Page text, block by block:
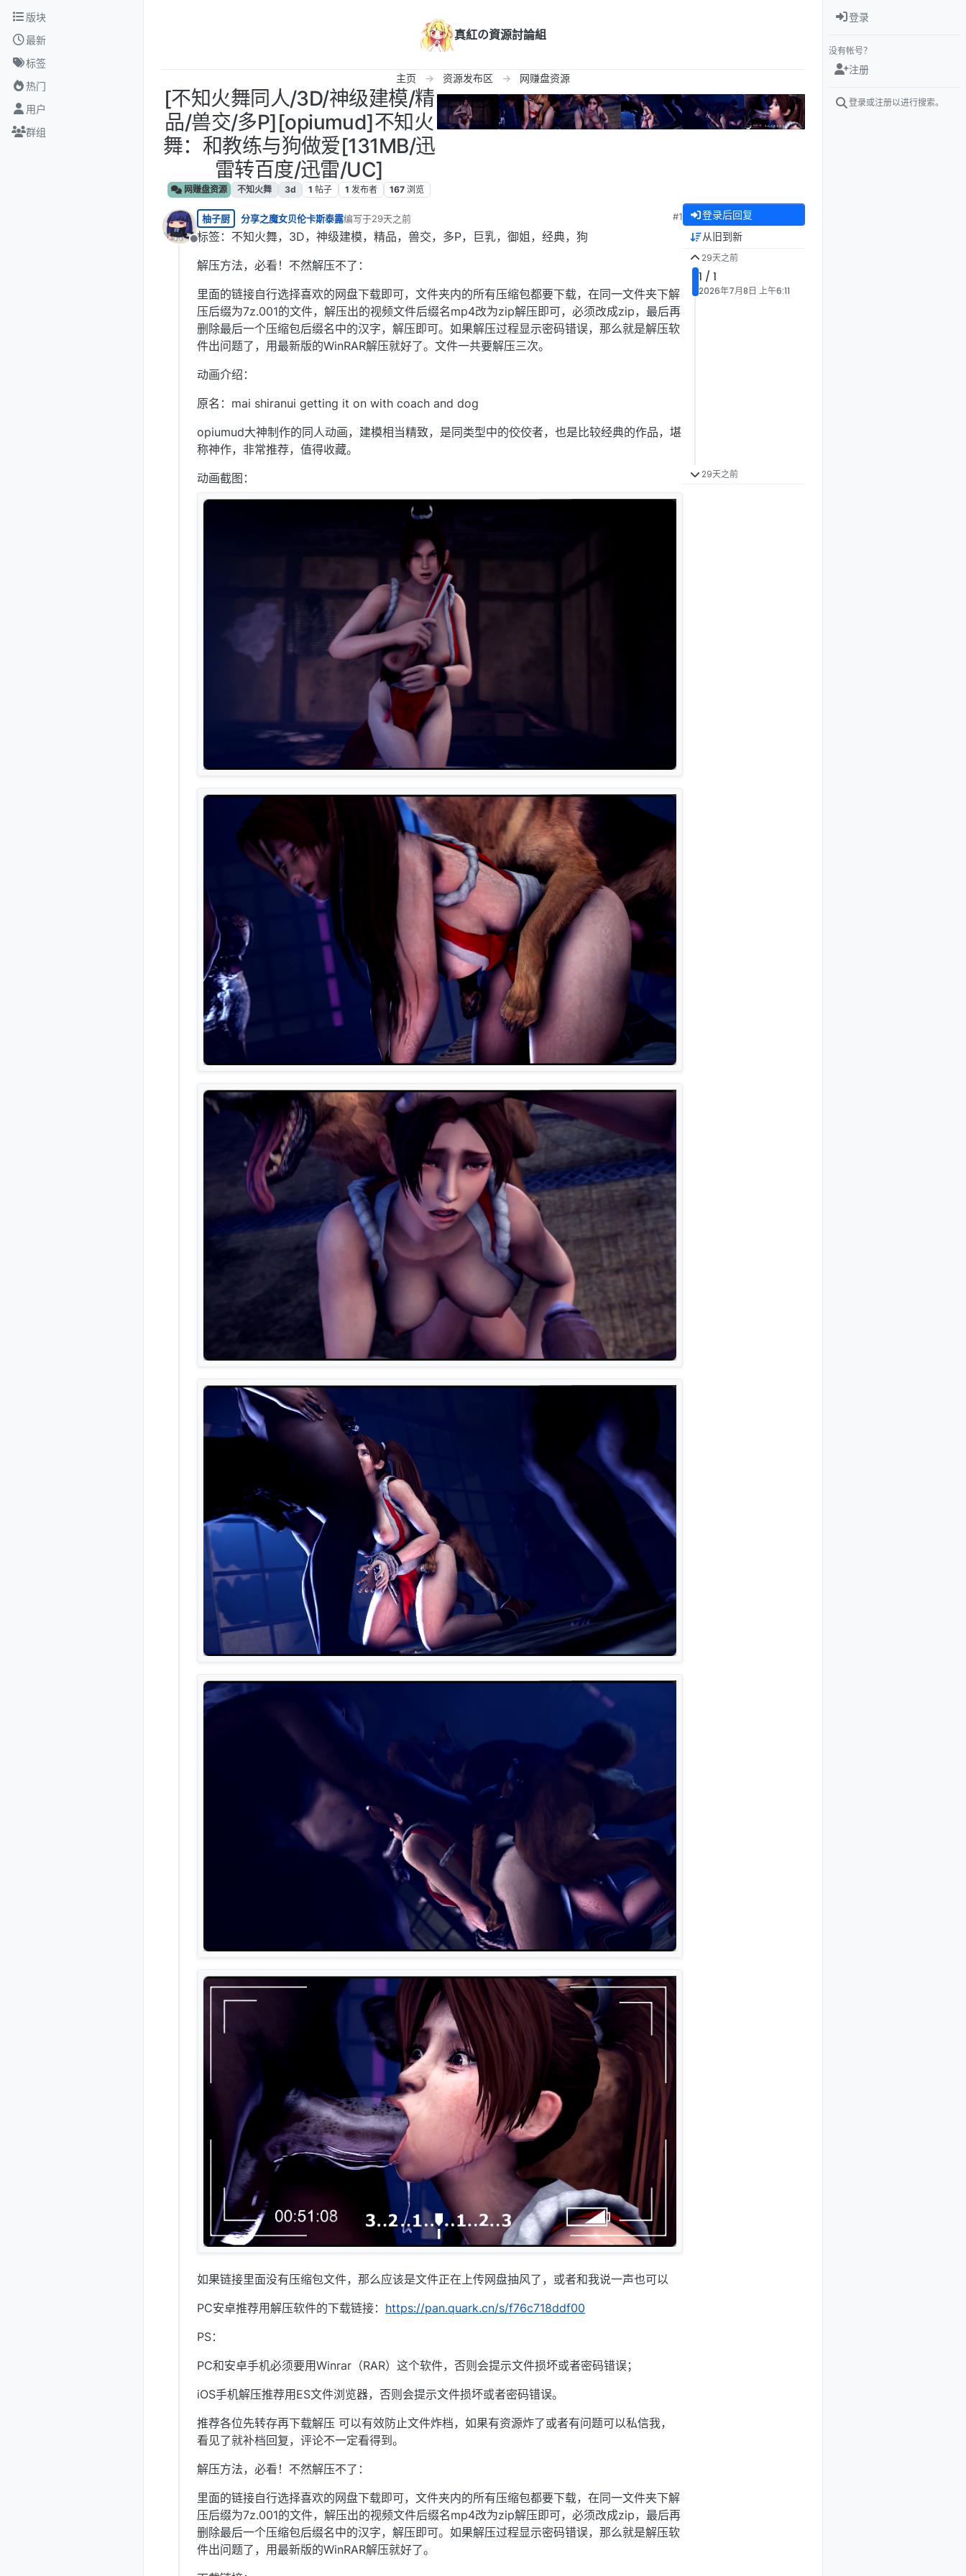
跳转至内容
版块
最新
标签
热门
用户
群组
真紅の資源討論組
主页 资源发布区 网赚盘资源
[不知火舞同人/3D/神级建模/精
品/兽交/多P][opiumud]不知火
舞：和教练与狗做爱[131MB/迅
雷转百度/迅雷/UC]
网赚盘资源 不知火舞 3d 1 帖子 1 发布者 167 浏览
离线
柚子厨 分享之魔女贝伦卡斯泰露编写于29天之前
最后由 编辑
#1
标签：不知火舞，3D，神级建模，精品，兽交，多P，巨乳，御姐，经典，狗
解压方法，必看！不然解压不了：
里面的链接自行选择喜欢的网盘下载即可，文件夹内的所有压缩包都要下载，在同一文件夹下解
压后缀为7z.001的文件，解压出的视频文件后缀名mp4改为zip解压即可，必须改成zip，最后再
删除最后一个压缩包后缀名中的汉字，解压即可。如果解压过程显示密码错误，那么就是解压软
件出问题了，用最新版的WinRAR解压就好了。文件一共要解压三次。
动画介绍：
原名：mai shiranui getting it on with coach and dog
opiumud大神制作的同人动画，建模相当精致，是同类型中的佼佼者，也是比较经典的作品，堪
称神作，非常推荐，值得收藏。
动画截图：
如果链接里面没有压缩包文件，那么应该是文件正在上传网盘抽风了，或者和我说一声也可以
PC安卓推荐用解压软件的下载链接： https://pan.quark.cn/s/f76c718ddf00
PS：
PC和安卓手机必须要用Winrar（RAR）这个软件，否则会提示文件损坏或者密码错误；
iOS手机解压推荐用ES文件浏览器，否则会提示文件损坏或者密码错误。
推荐各位先转存再下载解压 可以有效防止文件炸档，如果有资源炸了或者有问题可以私信我，
看见了就补档回复，评论不一定看得到。
解压方法，必看！不然解压不了：
里面的链接自行选择喜欢的网盘下载即可，文件夹内的所有压缩包都要下载，在同一文件夹下解
压后缀为7z.001的文件，解压出的视频文件后缀名mp4改为zip解压即可，必须改成zip，最后再
删除最后一个压缩包后缀名中的汉字，解压即可。如果解压过程显示密码错误，那么就是解压软
件出问题了，用最新版的WinRAR解压就好了。
登录后回复
从旧到新
29天之前
1 / 1
2026年7月8日 上午6:11
29天之前
登录
没有帐号？
注册
登录或注册以进行搜索。